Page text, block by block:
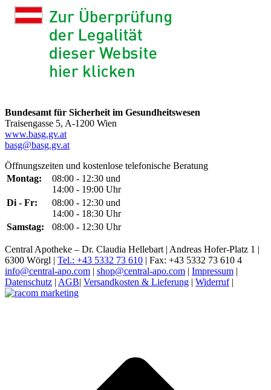
Bundesamt für Sicherheit im Gesundheitswesen
Traisengasse 5, A-1200 Wien
www.basg.gv.at
basg@basg.gv.at
Öffnungszeiten und kostenlose telefonische Beratung
Montag:
08:00 - 12:30 und
14:00 - 19:00 Uhr
Di - Fr:
08:00 - 12:30 und
14:00 - 18:30 Uhr
Samstag:
08:00 - 12:30 Uhr
Central Apotheke – Dr. Claudia Hellebart | Andreas Hofer-Platz 1 |
6300 Wörgl | Tel.: +43 5332 73 610 | Fax: +43 5332 73 610 4
info@central-apo.com | shop@central-apo.com | Impressum |
Datenschutz | AGB| Versandkosten & Lieferung | Widerruf|